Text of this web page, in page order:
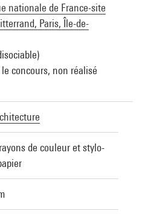
nationale de France-site
Paris, Île-de-
concours, non réalisé
de couleur et stylo-